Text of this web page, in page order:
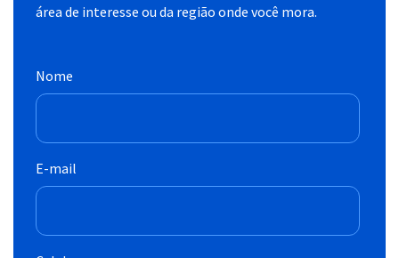
área de interesse ou da região onde você mora.
Nome
E-mail